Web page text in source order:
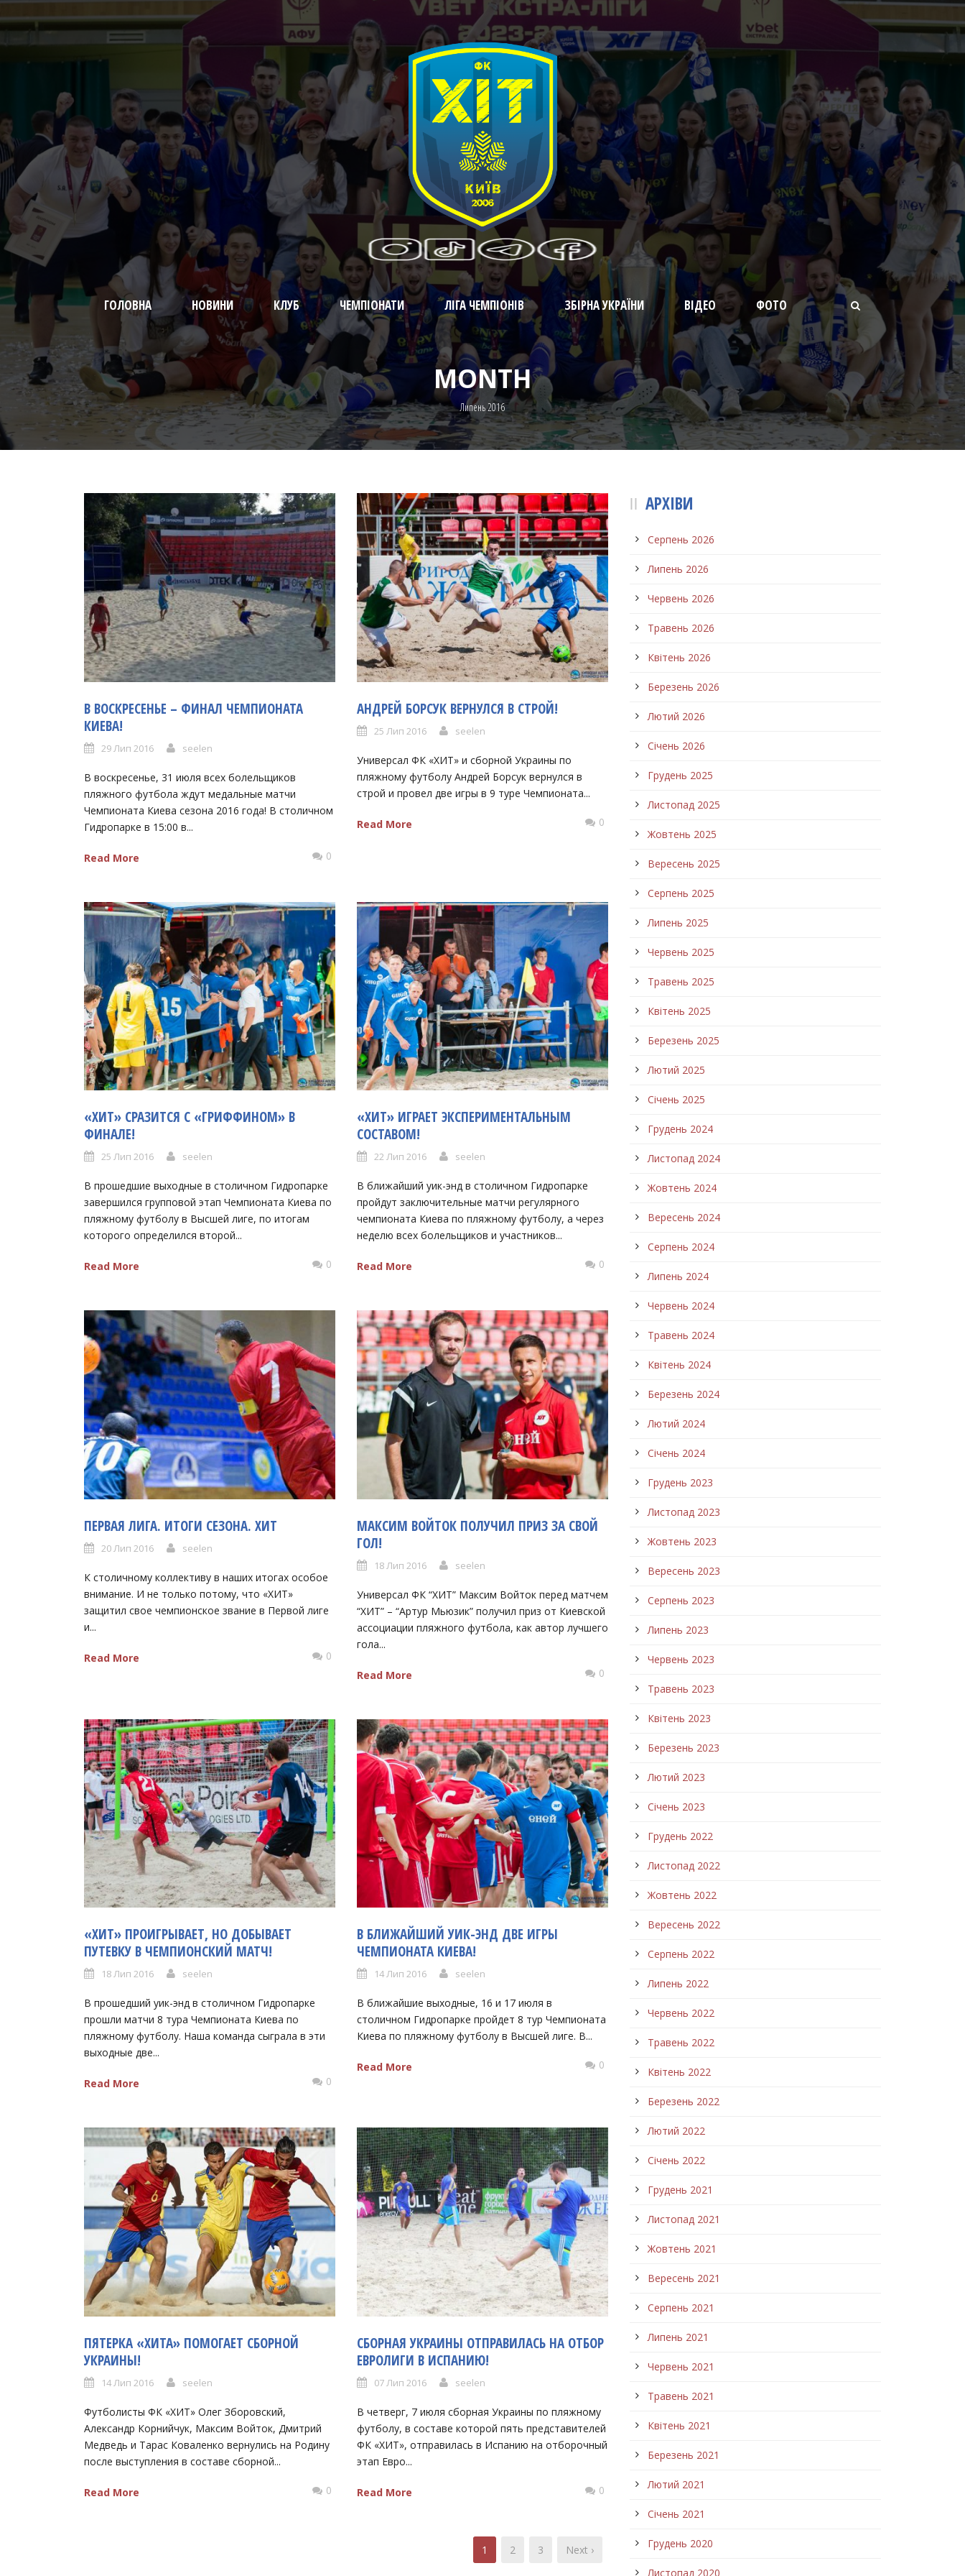
ГОЛОВНА НОВИНИ КЛУБ ЧЕМПІОНАТИ ЛІГА ЧЕМПІОНІВ ЗБІРНА УКРАЇНИ ВІДЕО ФОТО
MONTH
Липень 2016
В ВОСКРЕСЕНЬЕ – ФИНАЛ ЧЕМПИОНАТА
КИЕВА!
29 Лип 2016 seelen
В воскресенье, 31 июля всех болельщиков
пляжного футбола ждут медальные матчи
Чемпионата Киева сезона 2016 года! В столичном
Гидропарке в 15:00 в...
Read More 0
АНДРЕЙ БОРСУК ВЕРНУЛСЯ В СТРОЙ!
25 Лип 2016 seelen
Универсал ФК «ХИТ» и сборной Украины по
пляжному футболу Андрей Борсук вернулся в
строй и провел две игры в 9 туре Чемпионата...
Read More 0
«ХИТ» СРАЗИТСЯ С «ГРИФФИНОМ» В
ФИНАЛЕ!
25 Лип 2016 seelen
В прошедшие выходные в столичном Гидропарке
завершился групповой этап Чемпионата Киева по
пляжному футболу в Высшей лиге, по итогам
которого определился второй...
Read More 0
«ХИТ» ИГРАЕТ ЭКСПЕРИМЕНТАЛЬНЫМ
СОСТАВОМ!
22 Лип 2016 seelen
В ближайший уик-энд в столичном Гидропарке
пройдут заключительные матчи регулярного
чемпионата Киева по пляжному футболу, а через
неделю всех болельщиков и участников...
Read More 0
ПЕРВАЯ ЛИГА. ИТОГИ СЕЗОНА. ХИТ
20 Лип 2016 seelen
К столичному коллективу в наших итогах особое
внимание. И не только потому, что «ХИТ»
защитил свое чемпионское звание в Первой лиге
и...
Read More 0
МАКСИМ ВОЙТОК ПОЛУЧИЛ ПРИЗ ЗА СВОЙ
ГОЛ!
18 Лип 2016 seelen
Универсал ФК “ХИТ” Максим Войток перед матчем
“ХИТ” – “Артур Мьюзик” получил приз от Киевской
ассоциации пляжного футбола, как автор лучшего
гола...
Read More 0
«ХИТ» ПРОИГРЫВАЕТ, НО ДОБЫВАЕТ
ПУТЕВКУ В ЧЕМПИОНСКИЙ МАТЧ!
18 Лип 2016 seelen
В прошедший уик-энд в столичном Гидропарке
прошли матчи 8 тура Чемпионата Киева по
пляжному футболу. Наша команда сыграла в эти
выходные две...
Read More 0
В БЛИЖАЙШИЙ УИК-ЭНД ДВЕ ИГРЫ
ЧЕМПИОНАТА КИЕВА!
14 Лип 2016 seelen
В ближайшие выходные, 16 и 17 июля в
столичном Гидропарке пройдет 8 тур Чемпионата
Киева по пляжному футболу в Высшей лиге. В...
Read More 0
ПЯТЕРКА «ХИТА» ПОМОГАЕТ СБОРНОЙ
УКРАИНЫ!
14 Лип 2016 seelen
Футболисты ФК «ХИТ» Олег Зборовский,
Александр Корнийчук, Максим Войток, Дмитрий
Медведь и Тарас Коваленко вернулись на Родину
после выступления в составе сборной...
Read More 0
СБОРНАЯ УКРАИНЫ ОТПРАВИЛАСЬ НА ОТБОР
ЕВРОЛИГИ В ИСПАНИЮ!
07 Лип 2016 seelen
В четверг, 7 июля сборная Украины по пляжному
футболу, в составе которой пять представителей
ФК «ХИТ», отправилась в Испанию на отборочный
этап Евро...
Read More 0
1 2 3 Next ›
АРХІВИ
Серпень 2026
Липень 2026
Червень 2026
Травень 2026
Квітень 2026
Березень 2026
Лютий 2026
Січень 2026
Грудень 2025
Листопад 2025
Жовтень 2025
Вересень 2025
Серпень 2025
Липень 2025
Червень 2025
Травень 2025
Квітень 2025
Березень 2025
Лютий 2025
Січень 2025
Грудень 2024
Листопад 2024
Жовтень 2024
Вересень 2024
Серпень 2024
Липень 2024
Червень 2024
Травень 2024
Квітень 2024
Березень 2024
Лютий 2024
Січень 2024
Грудень 2023
Листопад 2023
Жовтень 2023
Вересень 2023
Серпень 2023
Липень 2023
Червень 2023
Травень 2023
Квітень 2023
Березень 2023
Лютий 2023
Січень 2023
Грудень 2022
Листопад 2022
Жовтень 2022
Вересень 2022
Серпень 2022
Липень 2022
Червень 2022
Травень 2022
Квітень 2022
Березень 2022
Лютий 2022
Січень 2022
Грудень 2021
Листопад 2021
Жовтень 2021
Вересень 2021
Серпень 2021
Липень 2021
Червень 2021
Травень 2021
Квітень 2021
Березень 2021
Лютий 2021
Січень 2021
Грудень 2020
Листопад 2020